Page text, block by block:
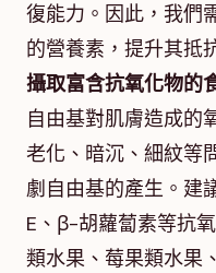
復能力。因此，我們
的營養素，提升其抵
攝取富含抗氧化物的
自由基對肌膚造成的
老化、暗沉、細紋等
劇自由基的產生。建
E、β-胡蘿蔔素等抗
類水果、莓果類水果